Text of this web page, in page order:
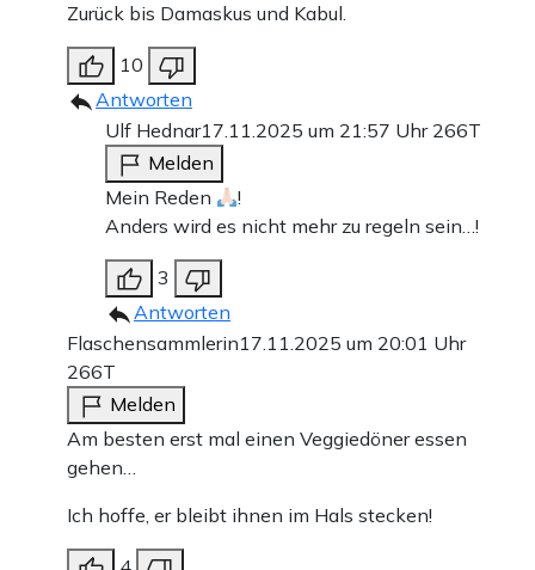
Zurück bis Damaskus und Kabul.
10
Antworten
Ulf Hednar17.11.2025 um 21:57 Uhr 266T
Melden
Mein Reden
!
Anders wird es nicht mehr zu regeln sein…!
3
Antworten
Flaschensammlerin17.11.2025 um 20:01 Uhr
266T
Melden
Am besten erst mal einen Veggiedöner essen
gehen…
Ich hoffe, er bleibt ihnen im Hals stecken!